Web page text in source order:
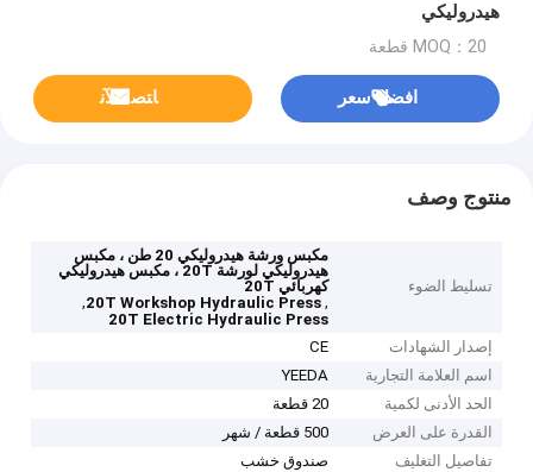
هيدروليكي
MOQ：20 قطعة
افضل سعر ﺎﺘﺼﻟ ﺍﻶﻧ
منتوج وصف
تسليط الضوء
مكبس ورشة هيدروليكي 20 طن ، مكبس
هيدروليكي لورشة 20T ، مكبس هيدروليكي
كهربائي 20T
,
20T Workshop Hydraulic Press
,
20T Electric Hydraulic Press
إصدار الشهادات
CE
اسم العلامة التجارية
YEEDA
الحد الأدنى لكمية
20 قطعة
القدرة على العرض
500 قطعة / شهر
تفاصيل التغليف
صندوق خشب